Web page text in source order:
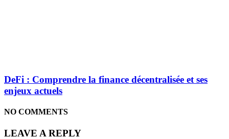
DeFi : Comprendre la finance décentralisée et ses
enjeux actuels
NO COMMENTS
LEAVE A REPLY